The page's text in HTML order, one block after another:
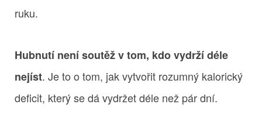
ruku.
Hubnutí není soutěž v tom, kdo vydrží déle
nejíst. Je to o tom, jak vytvořit rozumný kalorický
deficit, který se dá vydržet déle než pár dní.